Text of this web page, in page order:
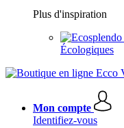
Plus d'inspiration
Écologiques
Mon compte
Identifiez-vous